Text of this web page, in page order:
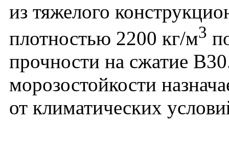
из тяжелого
плотностью 2200 кг/м3
прочности на сжатие
морозостойкости
от климатических